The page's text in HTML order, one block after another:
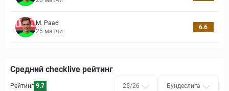
М. Рааб
25 матчи
6.6
Средний checklive рейтинг
Рейтинг 9.7 25/26 Бундеслига